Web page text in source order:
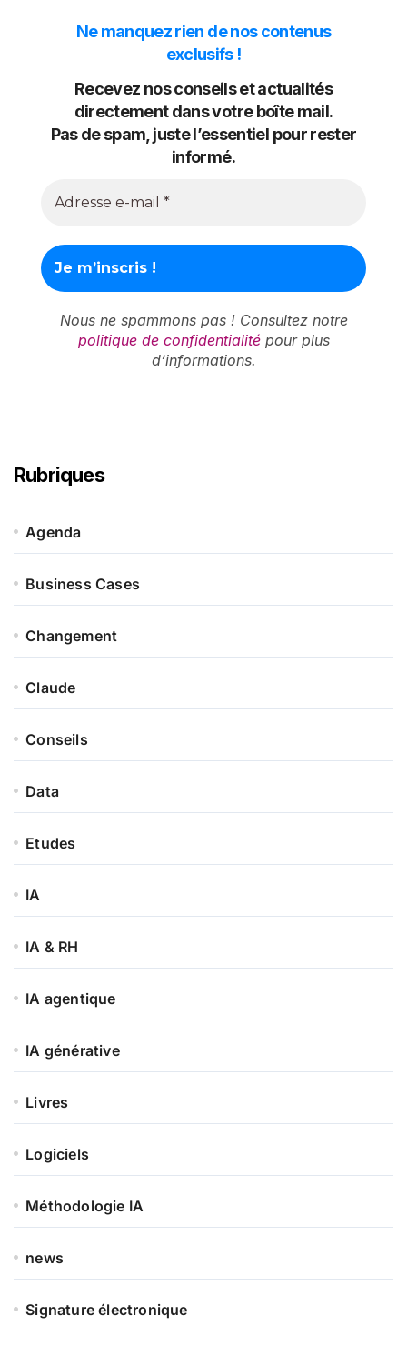
Ne manquez rien de nos contenus
exclusifs !
Recevez nos conseils et actualités
directement dans votre boîte mail.
Pas de spam, juste l’essentiel pour rester
informé.
Nous ne spammons pas ! Consultez notre
politique de confidentialitépour plus
d’informations.
Rubriques
Agenda
Business Cases
Changement
Claude
Conseils
Data
Etudes
IA
IA & RH
IA agentique
IA générative
Livres
Logiciels
Méthodologie IA
news
Signature électronique